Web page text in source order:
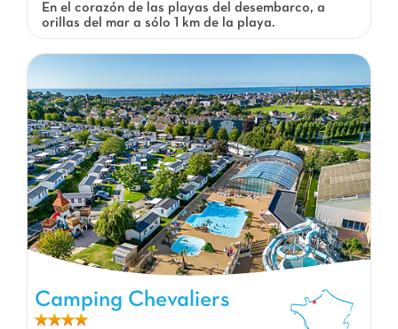
En el corazón de las playas del desembarco, a
orillas del mar a sólo 1 km de la playa.
Camping Chevaliers, Camping Basse-Normandie
Camping Chevaliers